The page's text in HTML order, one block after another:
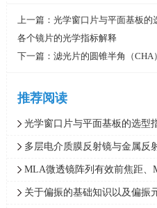
上一篇： 光学窗口片与平面基板的
各个镜片的光学指标解释
下一篇： 滤光片的圆锥半角（CHA）
推荐阅读
光学窗口片与平面基板的选型
镜片的光学指标解释
多层电介质膜反射镜与金属反
与多层电介质膜反射镜种类对比
MLA微透镜阵列有效前焦距、
镜阵列内部焦距的不同计算方法
关于偏振的基础知识以及偏振